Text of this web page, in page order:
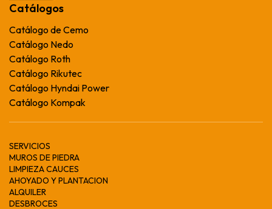
Catálogos
Catálogo de Cemo
Catálogo Nedo
Catálogo Roth
Catálogo Rikutec
Catálogo Hyndai Power
Catálogo Kompak
SERVICIOS
MUROS DE PIEDRA
LIMPIEZA CAUCES
AHOYADO Y PLANTACION
ALQUILER
DESBROCES